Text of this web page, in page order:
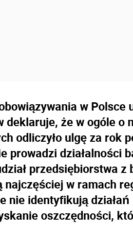
w Polsce
że w ogóle o
odliczyło ulgę za rok
prowadzi działalności
przedsiębiorstwa
najczęściej w ramach
nie identyfikują
oszczędności,